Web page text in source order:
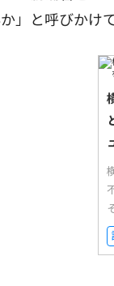
」と呼びかけ